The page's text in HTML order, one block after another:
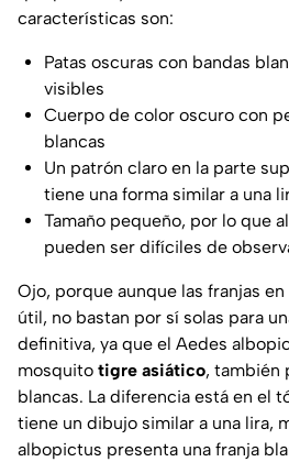
características son:
Patas oscuras con bandas
visibles
Cuerpo de color oscuro con
blancas
Un patrón claro en la parte
tiene una forma similar a una
Tamaño pequeño, por lo que
pueden ser difíciles de
Ojo, porque aunque las franjas
útil, no bastan por sí solas para
definitiva, ya que el Aedes
mosquito tigre asiático, también
blancas. La diferencia está en el
tiene un dibujo similar a una lira,
albopictus presenta una franja